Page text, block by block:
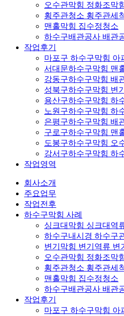
오수관막힘 정화조막
횡주관청소 횡주관세
맨홀막힘 집수정청소
하수구배관공사 배관
작업후기
마포구 하수구막힘 아
서대문하수구막힘 맨
강동구하수구막힘 배
성북구하수구막힘 변
용산구하수구막힘 하
노원구하수구막힘 하
은평구하수구막힘 배
구로구하수구막힘 맨
도봉구하수구막힘 오
강서구하수구막힘 하
작업영역
회사소개
주요업무
작업전후
하수구막힘 사례
싱크대막힘 싱크대역
하수구내시경 하수구
변기막힘 변기역류 변
오수관막힘 정화조막
횡주관청소 횡주관세
맨홀막힘 집수정청소
하수구배관공사 배관
작업후기
마포구 하수구막힘 아